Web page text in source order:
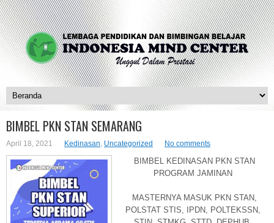
BIMBEL PKN STAN SEMARANG
April 18, 2021 Kedinasan, Uncategorized No comments
BIMBEL KEDINASAN PKN STAN
PROGRAM JAMINAN
MASTERNYA MASUK PKN STAN,
POLSTAT STIS, IPDN, POLTEKSSN,